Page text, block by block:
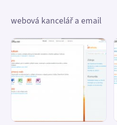
webová kancelář a email